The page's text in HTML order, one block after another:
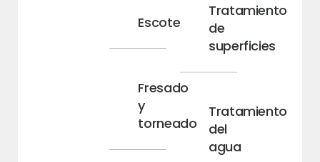
Escote
Fresado
y
torneado
Tratamiento
de
superficies
Tratamiento
del
agua